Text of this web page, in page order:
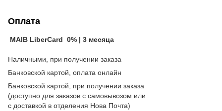
Оплата
MAIB LiberCard 0% | 3 месяца
Наличными, при получении заказа
Банковской картой, оплата онлайн
Банковской картой, при получении заказа
(доступно для заказов с самовывозом или
с доставкой в отделения Нова Почта)